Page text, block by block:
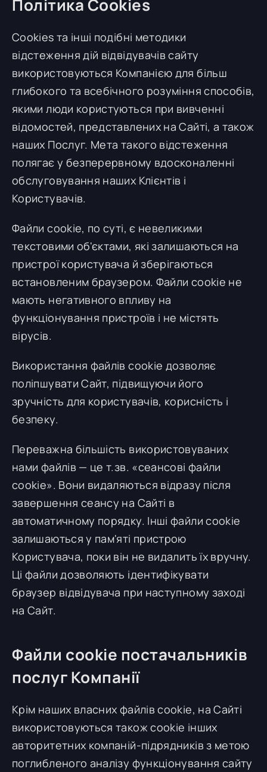
Політика Cookies
Cookies та інші подібні методики
відстеження дій відвідувачів сайту
використовуються Компанією для більш
глибокого та всебічного розуміння способів,
якими люди користуються при вивченні
відомостей, представлених на Сайті, а також
наших Послуг. Мета такого відстеження
полягає у безперервному вдосконаленні
обслуговування наших Клієнтів і
Користувачів.
Файли cookie, по суті, є невеликими
текстовими об'єктами, які залишаються на
пристрої користувача й зберігаються
встановленим браузером. Файли cookie не
мають негативного впливу на
функціонування пристроїв і не містять
вірусів.
Використання файлів cookie дозволяє
поліпшувати Сайт, підвищуючи його
зручність для користувачів, корисність і
безпеку.
Переважна більшість використовуваних
нами файлів — це т.зв. «сеансові файли
cookie». Вони видаляються відразу після
завершення сеансу на Сайті в
автоматичному порядку. Інші файли cookie
залишаються у пам'яті пристрою
Користувача, поки він не видалить їх вручну.
Ці файли дозволяють ідентифікувати
браузер відвідувача при наступному заході
на Сайт.
Файли cookie постачальників
послуг Компанії
Крім наших власних файлів cookie, на Сайті
використовуються також cookie інших
авторитетних компаній-підрядників з метою
поглибленого аналізу функціонування сайту